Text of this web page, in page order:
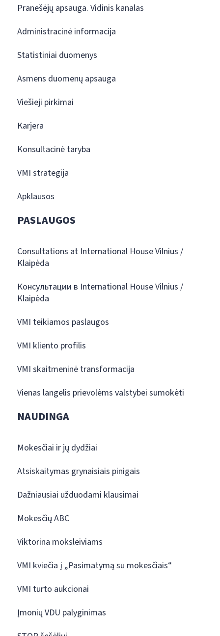
Pranešėjų apsauga. Vidinis kanalas
Administracinė informacija
Statistiniai duomenys
Asmens duomenų apsauga
Viešieji pirkimai
Karjera
Konsultacinė taryba
VMI strategija
Apklausos
PASLAUGOS
Consultations at International House Vilnius /
Klaipėda
Консультации в International House Vilnius /
Klaipėda
VMI teikiamos paslaugos
VMI kliento profilis
VMI skaitmeninė transformacija
Vienas langelis prievolėms valstybei sumokėti
NAUDINGA
Mokesčiai ir jų dydžiai
Atsiskaitymas grynaisiais pinigais
Dažniausiai užduodami klausimai
Mokesčių ABC
Viktorina moksleiviams
VMI kviečia į „Pasimatymą su mokesčiais“
VMI turto aukcionai
Įmonių VDU palyginimas